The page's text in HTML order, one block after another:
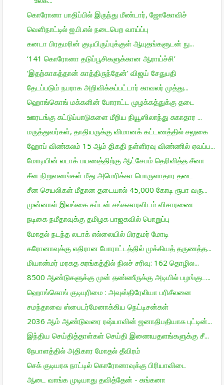
கொரோனா பாதிப்பில் இருந்து மீண்டார், ஜோகோவிச்
வெளிநாட்டில் ஐ.பி.எல் நடைபெற வாய்ப்பு
கனடா பிரதமரின் குடியிருப்புக்குள் ஆயுதங்களுடன் நு...
‘141 கொரோனா தடுப்பூசிகளுக்கான ஆராய்ச்சி’
‘இதற்காகத்தான் காத்திருந்தேன்’ விஜய் சேதுபதி
தேடப்படும் நபராக அறிவிக்கப்பட்டார் காவலர் முத்து...
ஹொங்கொங் மக்களின் போராட்ட முழக்கத்துக்கு தடை
ஊரடங்கு கட்டுப்பாடுகளை மீறிய நியூஸிலாந்து சுகாதார ...
மருத்துவர்கள், தாதியருக்கு விமானக் கட்டணத்தில் சலுகை
ஹோப் விண்கலம் 15 ஆம் திகதி நள்ளிரவு விண்ணில் ஏவப்ப...
மோடியின் லடாக் பயணத்திற்கு ஆட்சேபம் தெரிவித்த சீனா
சீன நிறுவனங்கள் மீது அமெரிக்கா பொருளாதார தடை
சீன செயலிகள் மீதான தடையால் 45,000 கோடி ரூபா வரு...
முன்னாள் இலங்கை கப்டன் சங்ககாரவிடம் விசாரணை
நடிகை நமீதாவுக்கு தமிழக பாஜகவில் பொறுப்பு
மோதல் நடந்த லடாக் எல்லையில் பிரதமர் மோடி
கரோனாவுக்கு எதிரான போராட்டத்தில் முக்கியத் தருணத்த...
மியான்மர் மரகத சுரங்கத்தில் நிலச் சரிவு: 162 தொழில...
8500 ஆண்டுகளுக்கு முன் தண்ணீருக்கு அடியில் பழங்குட...
ஹொங்கொங் குடியுரிமை : அவுஸ்திரேலியா பரிசீலனை
சமந்தாவை ஸ்பைடர்மேனாக்கிய நெட்டிசன்கள்
2036 ஆம் ஆண்டுவரை ரஷ்யாவின் ஜனாதிபதியாக புட்டின்...
இந்திய செய்தித்தாள்கள் செய்தி இணையதளங்களுக்கு சீ...
நேபாளத்தில் அதிகார மோதல் தீவிரம்
செக் குடியரசு நாட்டில் கொரோனாவுக்கு பிரியாவிடை
ஆடை வாங்க முடியாது தவித்தேன் - கங்கனா